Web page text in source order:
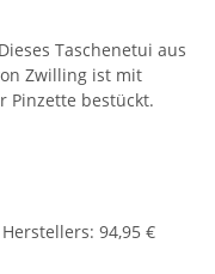
Taschenetui aus
Zwilling ist mit
Pinzette bestückt.
: 94,95 €